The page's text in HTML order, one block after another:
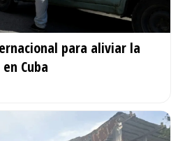
para aliviar la
Cuba